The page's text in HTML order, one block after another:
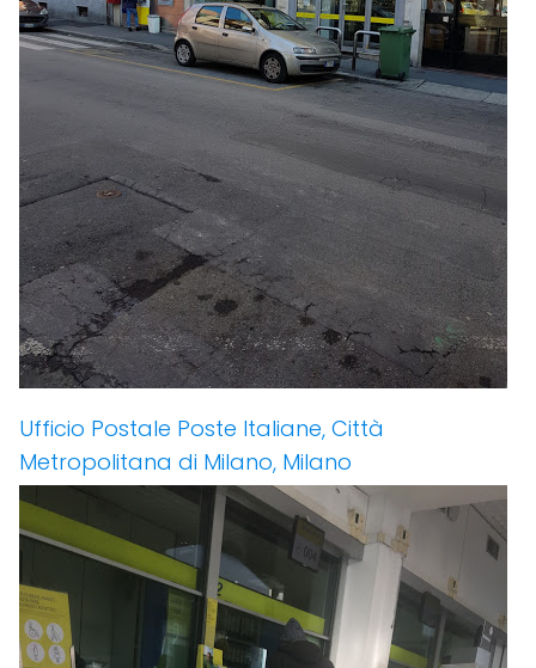
Ufficio Postale Poste Italiane, Città
Metropolitana di Milano, Milano